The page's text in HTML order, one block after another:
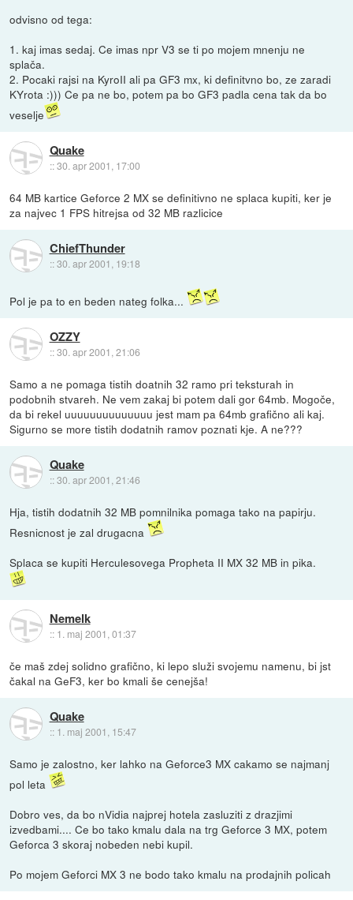
odvisno od tega:
1. kaj imas sedaj. Ce imas npr V3 se ti po mojem mnenju ne
splača.
2. Pocaki rajsi na KyroII ali pa GF3 mx, ki definitvno bo, ze zaradi
KYrota :))) Ce pa ne bo, potem pa bo GF3 padla cena tak da bo
veselje
Quake
::30. apr 2001, 17:00
64 MB kartice Geforce 2 MX se definitivno ne splaca kupiti, ker je
za najvec 1 FPS hitrejsa od 32 MB razlicice
ChiefThunder
::30. apr 2001, 19:18
Pol je pa to en beden nateg folka...
OZZY
::30. apr 2001, 21:06
Samo a ne pomaga tistih doatnih 32 ramo pri teksturah in
podobnih stvareh. Ne vem zakaj bi potem dali gor 64mb. Mogoče,
da bi rekel uuuuuuuuuuuuuu jest mam pa 64mb grafično ali kaj.
Sigurno se more tistih dodatnih ramov poznati kje. A ne???
Quake
::30. apr 2001, 21:46
Hja, tistih dodatnih 32 MB pomnilnika pomaga tako na papirju.
Resnicnost je zal drugacna
Splaca se kupiti Herculesovega Propheta II MX 32 MB in pika.
Nemelk
:: 1. maj 2001, 01:37
če maš zdej solidno grafično, ki lepo služi svojemu namenu, bi jst
čakal na GeF3, ker bo kmali še cenejša!
Quake
:: 1. maj 2001, 15:47
Samo je zalostno, ker lahko na Geforce3 MX cakamo se najmanj
pol leta
Dobro ves, da bo nVidia najprej hotela zasluziti z drazjimi
izvedbami.... Ce bo tako kmalu dala na trg Geforce 3 MX, potem
Geforca 3 skoraj nobeden nebi kupil.
Po mojem Geforci MX 3 ne bodo tako kmalu na prodajnih policah